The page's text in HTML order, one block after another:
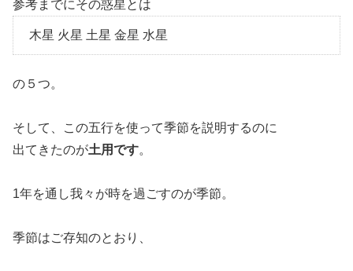
参考までにその惑星とは
木星 火星 土星 金星 水星
の５つ。
そして、この五行を使って季節を説明するのに
出てきたのが土用です。
1年を通し我々が時を過ごすのが季節。
季節はご存知のとおり、